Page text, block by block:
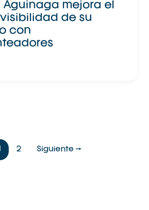
Aguinaga mejora el
de su
con
1 2 Siguiente →